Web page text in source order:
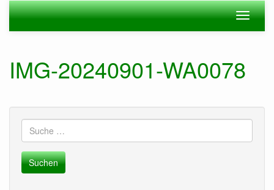
Zum
Hauptinhalt
springen
Navigation
ein-/
IMG-20240901-WA0078
Suche
nach: